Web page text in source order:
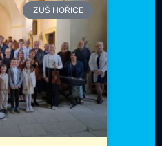
ZUŠ HOŘICE